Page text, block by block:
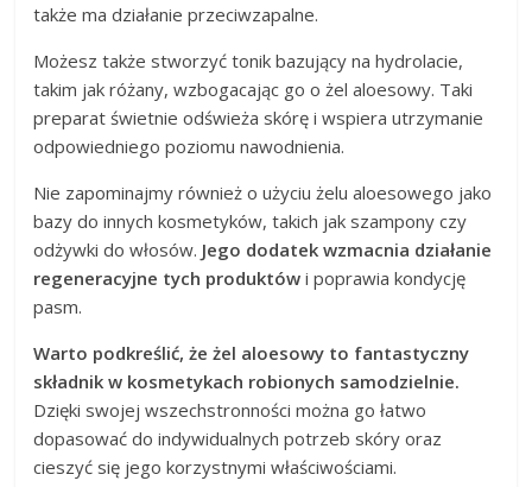
także ma działanie przeciwzapalne.
Możesz także stworzyć tonik bazujący na hydrolacie,
takim jak różany, wzbogacając go o żel aloesowy. Taki
preparat świetnie odświeża skórę i wspiera utrzymanie
odpowiedniego poziomu nawodnienia.
Nie zapominajmy również o użyciu żelu aloesowego jako
bazy do innych kosmetyków, takich jak szampony czy
odżywki do włosów. Jego dodatek wzmacnia działanie
regeneracyjne tych produktów i poprawia kondycję
pasm.
Warto podkreślić, że żel aloesowy to fantastyczny
składnik w kosmetykach robionych samodzielnie.
Dzięki swojej wszechstronności można go łatwo
dopasować do indywidualnych potrzeb skóry oraz
cieszyć się jego korzystnymi właściwościami.